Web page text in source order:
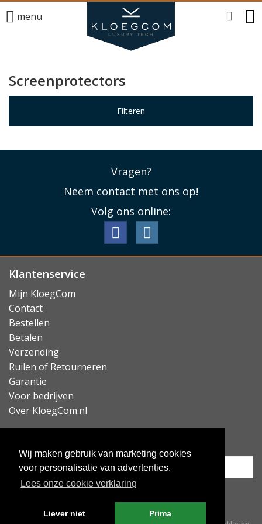
Wij maken gebruik van marketing cookies
voor personalisatie van advertenties.
Lees onze cookie verklaring
Liever niet Prima
menu
Screenprotectors
Filteren
Vragen?
Neem contact met ons op!
Volg ons online:
Klantenservice
Mijn KloegCom
Contact
Bestellen
Betalen
Verzending
Ruilen of Retourneren
Garantie
Voor bedrijven
Over KloegCom.nl